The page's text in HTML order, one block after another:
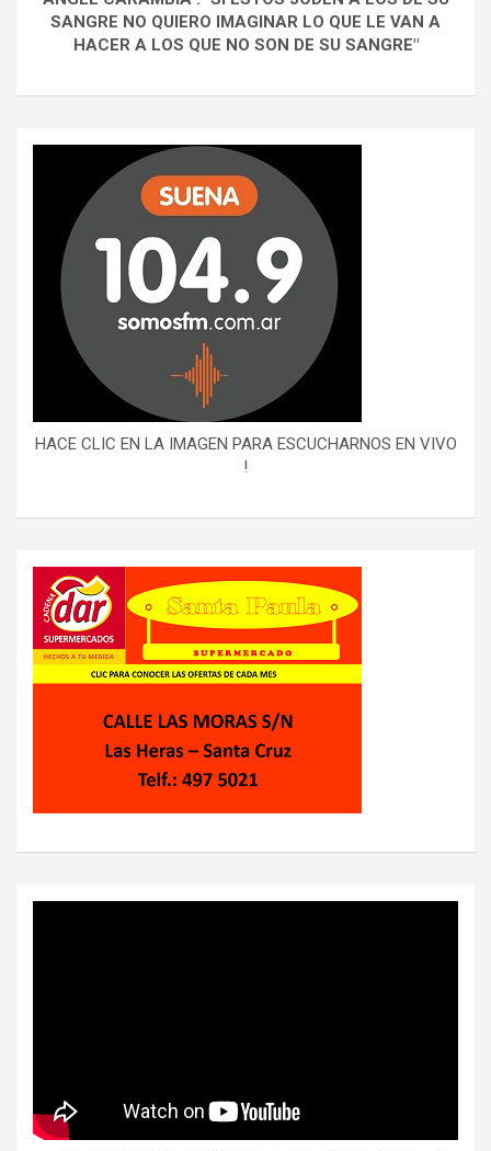
SANGRE NO QUIERO IMAGINAR LO QUE LE VAN A
HACER A LOS QUE NO SON DE SU SANGRE"
HACE CLIC EN LA IMAGEN PARA ESCUCHARNOS EN VIVO
!